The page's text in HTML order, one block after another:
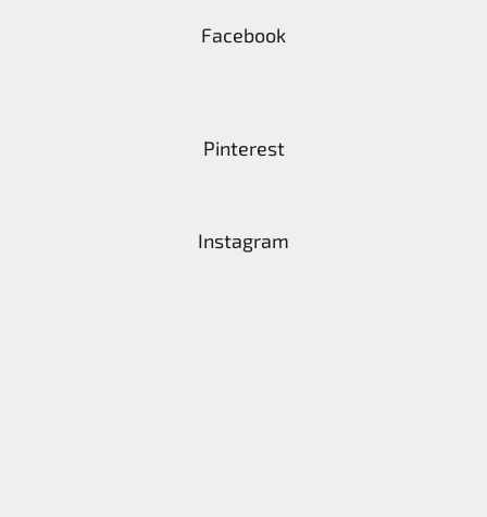
Facebook
Pinterest
Instagram